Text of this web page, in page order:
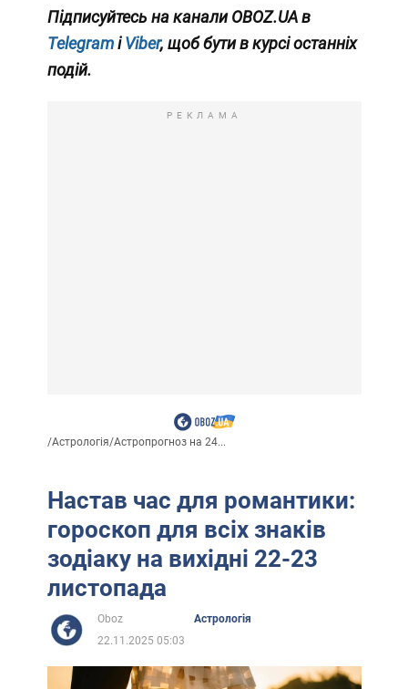
Підписуйтесь на канали OBOZ.UA в
TelegramіViber, щоб бути в курсі останніх
подій.
РЕКЛАМА
/Астрологія/Астропрогноз на 24...
Настав час для романтики:
гороскоп для всіх знаків
зодіаку на вихідні 22-23
листопада
Oboz
Астрологія
22.11.2025 05:03